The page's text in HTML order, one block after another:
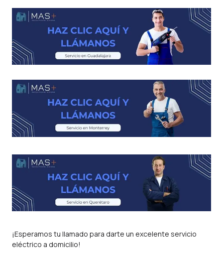
¡Esperamos tu llamado para darte un excelente servicio
eléctrico a domicilio!